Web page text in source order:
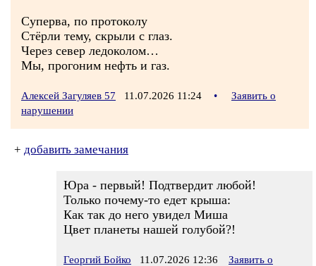
Суперва, по протоколу
Стёрли тему, скрыли с глаз.
Через север ледоколом…
Мы, прогоним нефть и газ.
Алексей Загуляев 57 11.07.2026 11:24 •
Заявить о
нарушении
+ добавить замечания
Юра - первый! Подтвердит любой!
Только почему-то едет крыша:
Как так до него увидел Миша
Цвет планеты нашей голубой?!
Георгий Бойко 11.07.2026 12:36
Заявить о